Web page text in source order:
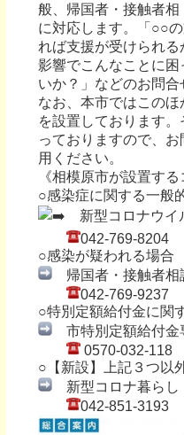
般、帰国者・接触者
に対応します。「○○
れば支援が受けられ
影響でこんなことに
いか？」などのお問合
なお、本市ではこの
を設置しております
っておりますので、
用ください。
《相模原市が設置する
○感染症に関する一般
新型コロナウイ
042-769-8204
○感染が疑われる場合
帰国者・接触者相
042-769-9237
○特別定額給付金に関
市特別定額給付金
0570-032-118
○【新設】上記３つ以
新型コロナ暮らし
042-851-3193